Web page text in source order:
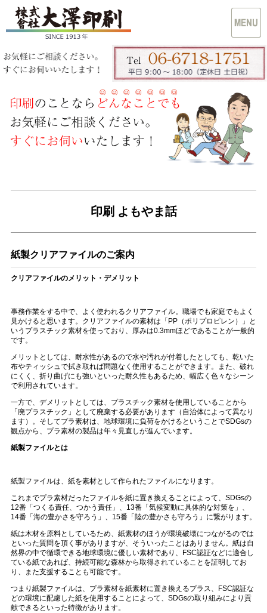
印刷 よもやま話
紙製クリアファイルのご案内
クリアファイルのメリット・デメリット
事務作業をする中で、よく使われるクリアファイル。職場でも家庭でもよく
見かけると思います。クリアファイルの素材は「 PP（ポリプロピレン）」と
いうプラスチック素材を使っており、厚みは0.3mmほどであることが一般的
です。
メリットとしては、耐水性があるので水や汚れが付着したとしても、乾いた
布やティッシュで拭き取れば問題なく使用することができます。また、破れ
にくく、折り曲げにも強いといった耐久性もあるため、幅広く色々なシーン
で利用されています。
一方で、デメリットとしては、プラスチック素材を使用していることから
「廃プラスチック」として廃棄する必要があります（自治体によって異なり
ます）。そしてプラ素材は、地球環境に負荷をかけるということでSDGsの
観点から、プラ素材の製品は年々見直しが進んでいます。
紙製ファイルとは
紙製ファイルは、紙を素材として作られたファイルになります。
これまでプラ素材だったファイルを紙に置き換えることによって、 SDGsの
12番「つくる責任、つかう責任」、 13番「気候変動に具体的な対策を」、
14番「海の豊かさを守ろう」、 15番「陸の豊かさも守ろう」に繋がります。
紙は木材を原料としているため、紙素材のほうが環境破壊につながるのでは
といった質問を頂く事がありますが、そういったことはありません。紙は自
然界の中で循環できる地球環境に優しい素材であり、
FSC認証などに適合し
ている紙であれば、持続可能な森林から取得されていることを証明してお
り、また支援することも可能です。
つまり紙製ファイルは、プラ素材を紙素材に置き換えるプラス、
FSC認証な
どの環境に配慮した紙を使用することによって、 SDGsの取り組みにより貢
献できるといった特徴があります。